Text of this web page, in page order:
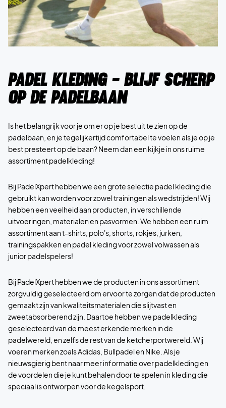
Padel kleding - Blijf scherp
op de padelbaan
Is het belangrijk voor je om er op je best uit te zien op de
padelbaan, en je tegelijkertijd comfortabel te voelen als je op je
best presteert op de baan? Neem dan een kijkje in ons ruime
assortiment padelkleding!
Bij PadelXpert hebben we een grote selectie padel kleding die
gebruikt kan worden voor zowel trainingen als wedstrijden! Wij
hebben een veelheid aan producten, in verschillende
uitvoeringen, materialen en pasvormen. We hebben een ruim
assortiment aan t-shirts, polo's, shorts, rokjes, jurken,
trainingspakken en padel kleding voor zowel volwassen als
junior padelspelers!
Bij PadelXpert hebben we de producten in ons assortiment
zorgvuldig geselecteerd om ervoor te zorgen dat de producten
gemaakt zijn van kwaliteitsmaterialen die slijtvast en
zweetabsorberend zijn. Daartoe hebben we padelkleding
geselecteerd van de meest erkende merken in de
padelwereld, en zelfs de rest van de ketcherportwereld. Wij
voeren merken zoals Adidas, Bullpadel en Nike. Als je
nieuwsgierig bent naar meer informatie over padelkleding en
de voordelen die je kunt behalen door te spelen in kleding die
speciaal is ontworpen voor de kegelsport.